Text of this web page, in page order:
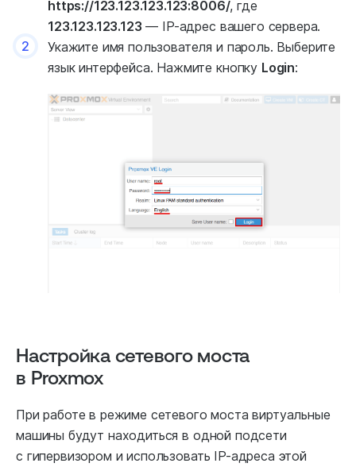
https://123.123.123.123:8006/, где
123.123.123.123 — IP-адрес вашего сервера.
2
Укажите имя пользователя и пароль. Выберите
язык интерфейса. Нажмите кнопку Login:
Настройка сетевого моста
в Proxmox
При работе в режиме сетевого моста виртуальные
машины будут находиться в одной подсети
с гипервизором и использовать IP-адреса этой